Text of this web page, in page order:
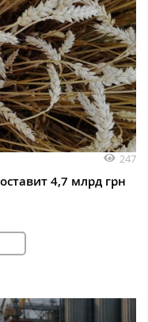
247
4,7 млрд грн